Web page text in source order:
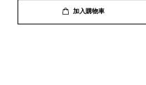
加入購物車